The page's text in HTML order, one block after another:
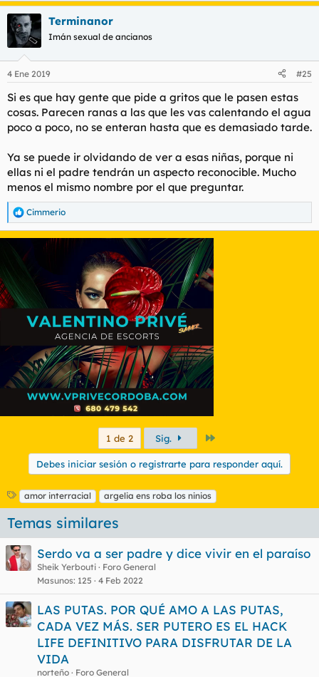
Terminanor
Imán sexual de ancianos
4 Ene 2019 #25
Si es que hay gente que pide a gritos que le pasen estas
cosas. Parecen ranas a las que les vas calentando el agua
poco a poco, no se enteran hasta que es demasiado tarde.
Ya se puede ir olvidando de ver a esas niñas, porque ni
ellas ni el padre tendrán un aspecto reconocible. Mucho
menos el mismo nombre por el que preguntar.
R
e
a
o
n
e
Cimmerio
1 de 2 Sig.
Debes iniciar sesión o registrarte para responder aquí.
E
t
i
u
e
t
s
amor interracial argelia ens roba los ninios
Temas similares
Serdo va a ser padre y dice vivir en el paraíso
Sheik Yerbouti
Foro General
Masunos 125 4 Feb 2022
LAS PUTAS. POR QUÉ AMO A LAS PUTAS,
CADA VEZ MÁS. SER PUTERO ES EL HACK
LIFE DEFINITIVO PARA DISFRUTAR DE LA
VIDA
norteño
Foro General